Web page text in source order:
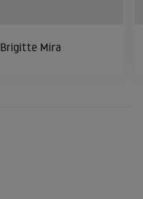
Brigitte Mira